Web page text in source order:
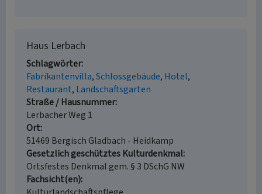
Haus Lerbach
Schlagwörter
Fabrikantenvilla Schlossgebäude Hotel
Restaurant Landschaftsgarten
Straße / Hausnummer
Lerbacher Weg 1
Ort
51469 Bergisch Gladbach - Heidkamp
Gesetzlich geschütztes Kulturdenkmal
Ortsfestes Denkmal gem. § 3 DSchG NW
Fachsicht(en)